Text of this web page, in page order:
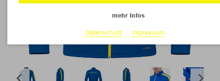
mehr Infos
Datenschutz
Impressum